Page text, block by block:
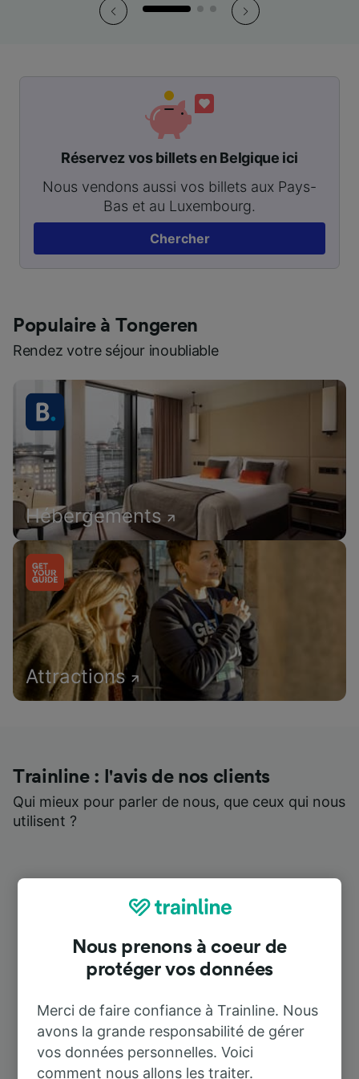
Réservez vos billets en Belgique ici
Nous vendons aussi vos billets aux Pays-
Bas et au Luxembourg.
Chercher
Populaire à Tongeren
Rendez votre séjour inoubliable
Hébergements
Attractions
Trainline : l'avis de nos clients
Qui mieux pour parler de nous, que ceux qui nous
utilisent ?
Nous prenons à coeur de
protéger vos données
Merci de faire confiance à Trainline. Nous
avons la grande responsabilité de gérer
vos données personnelles. Voici
comment nous allons les traiter.